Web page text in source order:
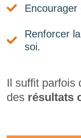
Renforcer
soi.
Il suffit parfois
des résultats